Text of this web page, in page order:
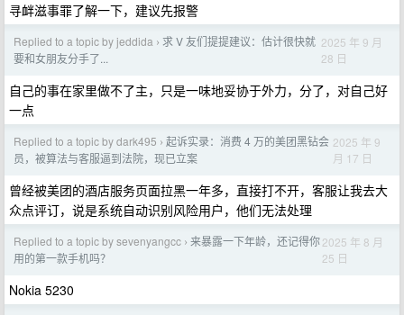
寻衅滋事罪了解一下，建议先报警
Replied to a topic by jeddida › 求 V 友们提提建议：估计很快就
要和女朋友分手了...
2025 年 9 月
28 日
自己的事在家里做不了主，只是一味地妥协于外力，分了，对自己好
一点
Replied to a topic by dark495 › 起诉实录：消费 4 万的美团黑钻会
员，被算法与客服逼到法院，现已立案
2025 年 9
月 17 日
曾经被美团的酒店服务页面拉黑一年多，直接打不开，客服让我去大
众点评订，说是系统自动识别风险用户，他们无法处理
Replied to a topic by sevenyangcc › 来暴露一下年龄，还记得你
用的第一款手机吗？
2025 年 8 月
25 日
Nokia 5230